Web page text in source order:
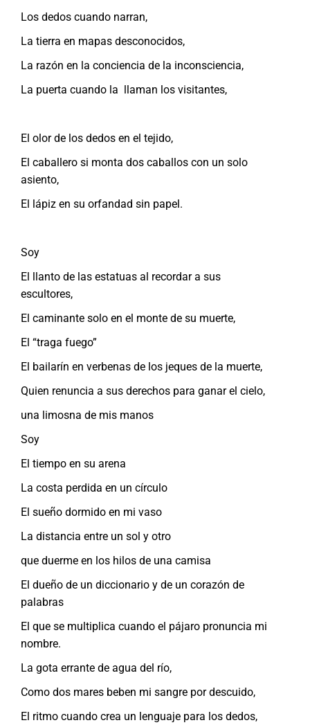
Los dedos cuando narran,
La tierra en mapas desconocidos,
La razón en la conciencia de la inconsciencia,
La puerta cuando la llaman los visitantes,
El olor de los dedos en el tejido,
El caballero si monta dos caballos con un solo
asiento,
El lápiz en su orfandad sin papel.
Soy
El llanto de las estatuas al recordar a sus
escultores,
El caminante solo en el monte de su muerte,
El “traga fuego”
El bailarín en verbenas de los jeques de la muerte,
Quien renuncia a sus derechos para ganar el cielo,
una limosna de mis manos
Soy
El tiempo en su arena
La costa perdida en un círculo
El sueño dormido en mi vaso
La distancia entre un sol y otro
que duerme en los hilos de una camisa
El dueño de un diccionario y de un corazón de
palabras
El que se multiplica cuando el pájaro pronuncia mi
nombre.
La gota errante de agua del río,
Como dos mares beben mi sangre por descuido,
El ritmo cuando crea un lenguaje para los dedos,